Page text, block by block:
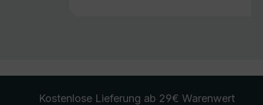
Kostenlose Lieferung ab 29€ Warenwert